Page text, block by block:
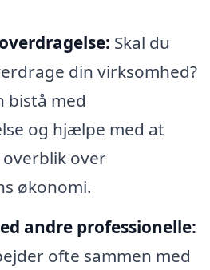
Skal du
din virksomhed?
bistå med
og hjælpe med at
over
økonomi.
andre professionelle:
ofte sammen med